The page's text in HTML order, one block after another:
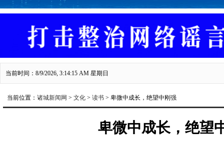
当前时间：8/9/2026, 3:14:16 AM 星期日
当前位置： 诸城新闻网 > 文化 > 读书 > 卑微中成长，绝望中刚强
卑微中成长，绝望